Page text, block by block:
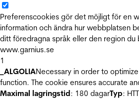
Preferenscookies gör det möjligt för en
information och ändra hur webbplatsen
ditt föredragna språk eller den region du
www.garnius.se
1
_ALGOLIANecessary in order to
function. The cookie ensures accurate
Maximal lagringstid: 180 dagarTyp: